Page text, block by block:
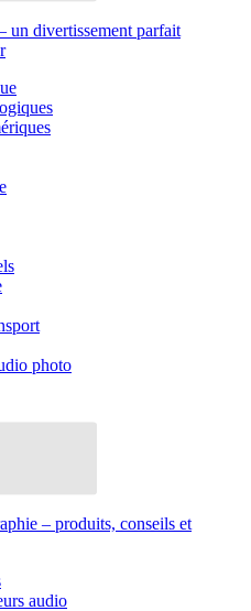
un divertissement parfait
photo
– produits, conseils et
audio